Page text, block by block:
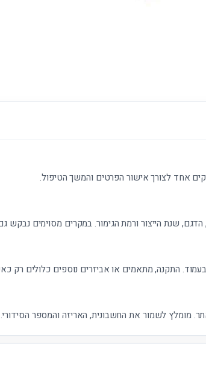
אחד לצורך אישור הפרטים והמשך הטיפול.
שנת הייצור ורמת הגימור. במקרים מסוימים נבקש
התקנה, מתאמים או אביזרים נוספים כלולים רק
מומלץ לשמור את החשבונית, האריזה והמספר הסידורי.